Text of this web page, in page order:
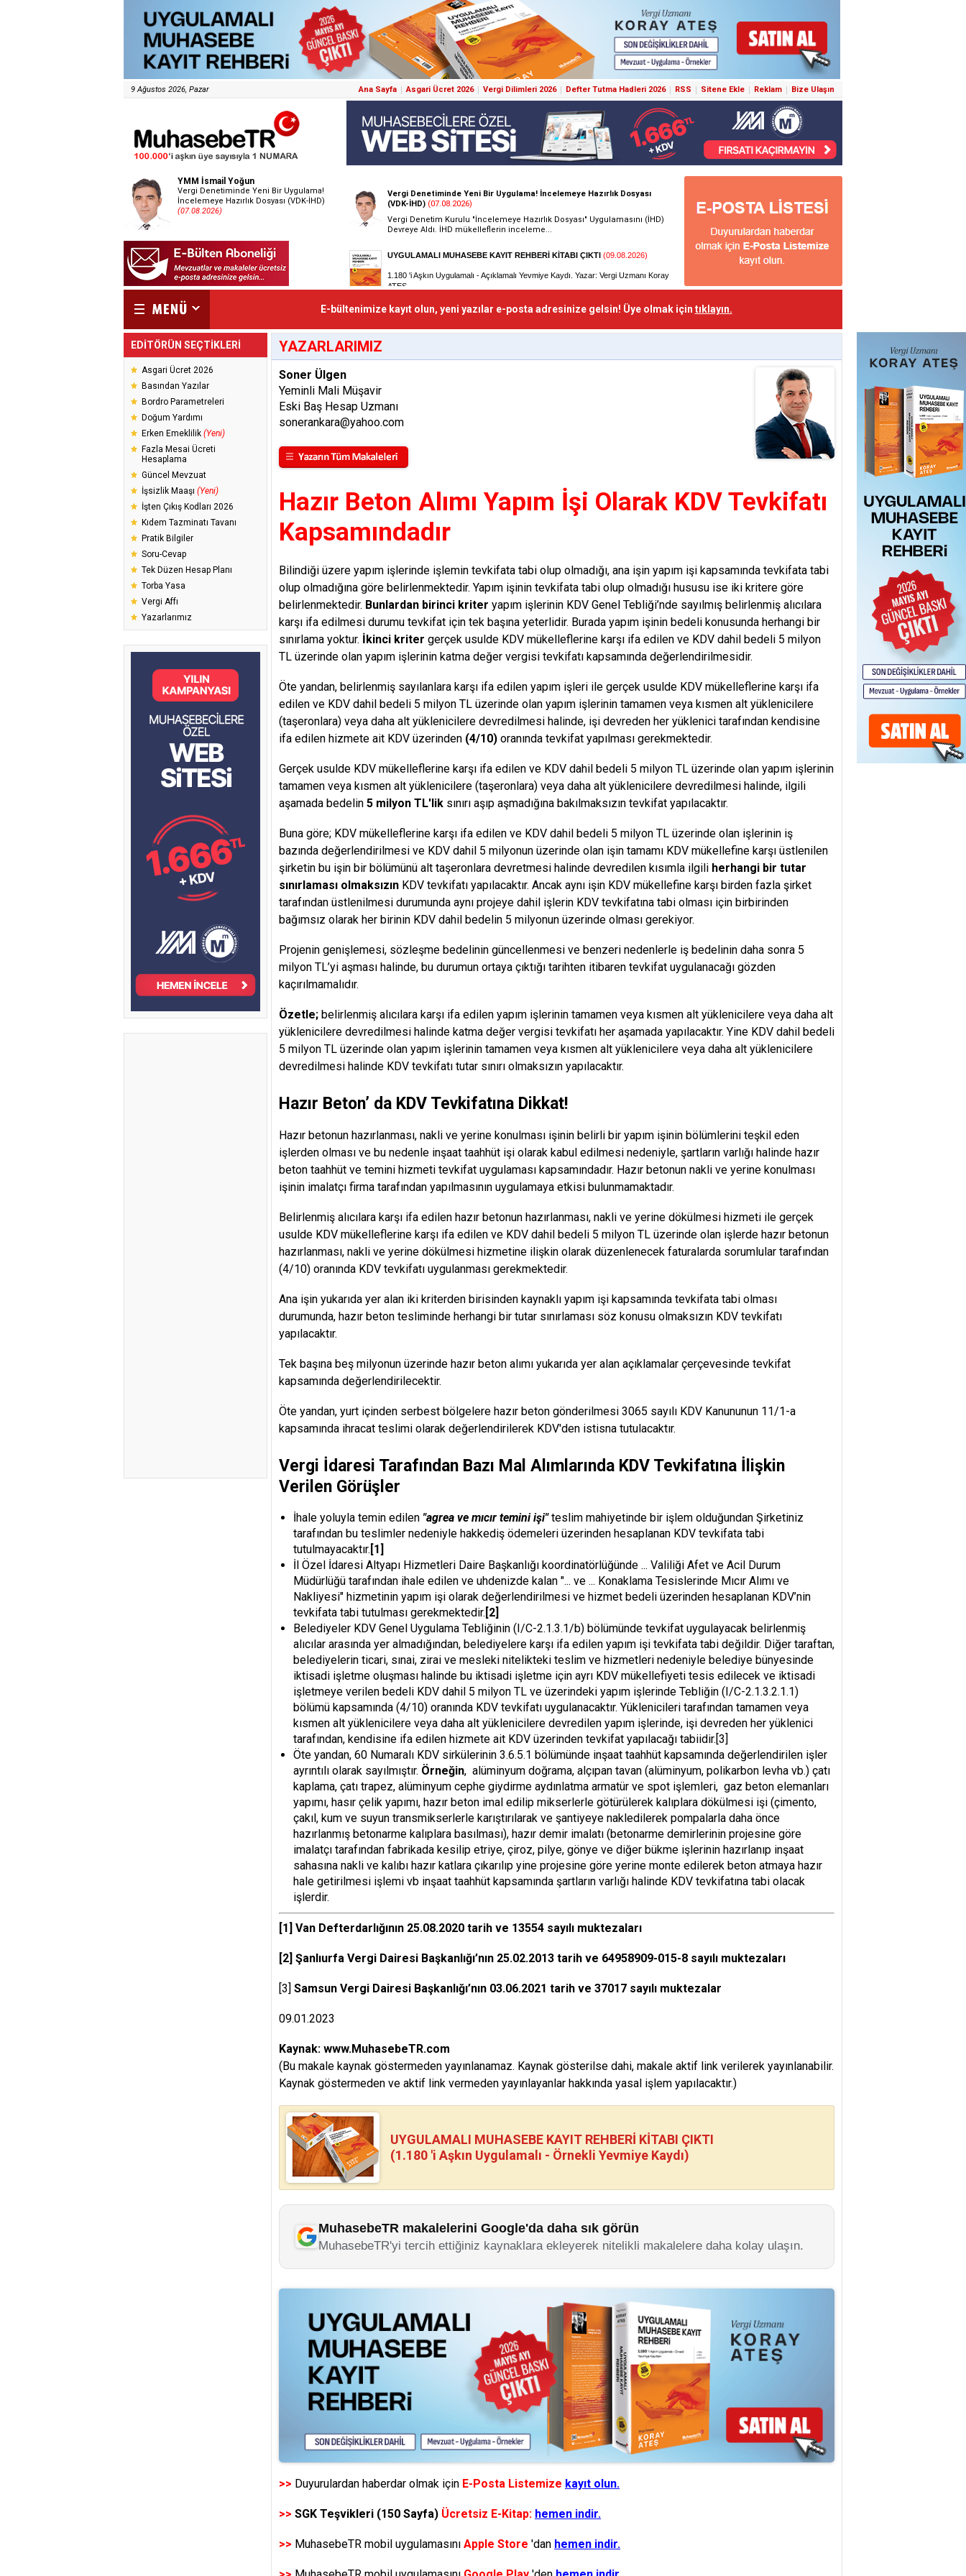
9 Ağustos 2026, Pazar Ana Sayfa Asgari Ücret 2026 Vergi Dilimleri 2026 Defter Tutma Hadleri 2026 RSS Sitene Ekle Reklam Bize Ulaşın
YMM İsmail Yoğun
Vergi Denetiminde Yeni Bir Uygulama!
İncelemeye Hazırlık Dosyası (VDK-İHD)
(07.08.2026)
E-bültenimize kayıt olun, yeni yazılar e-posta adresinize gelsin! Üye olmak için tıklayın.
EDİTÖRÜN SEÇTİKLERİ
Asgari Ücret 2026
Basından Yazılar
Bordro Parametreleri
Doğum Yardımı
Erken Emeklilik (Yeni)
Fazla Mesai Ücreti
Hesaplama
Güncel Mevzuat
İşsizlik Maaşı (Yeni)
İşten Çıkış Kodları 2026
Kıdem Tazminatı Tavanı
Pratik Bilgiler
Soru-Cevap
Tek Düzen Hesap Planı
Torba Yasa
Vergi Affı
Yazarlarımız
YAZARLARIMIZ
Soner Ülgen
Yeminli Mali Müşavir
Eski Baş Hesap Uzmanı
sonerankara@yahoo.com
Hazır Beton Alımı Yapım İşi Olarak KDV Tevkifatı
Kapsamındadır
Bilindiği üzere yapım işlerinde işlemin tevkifata tabi olup olmadığı, ana işin yapım işi kapsamında tevkifata tabi
olup olmadığına göre belirlenmektedir. Yapım işinin tevkifata tabi olup olmadığı hususu ise iki kritere göre
belirlenmektedir. Bunlardan birinci kriter yapım işlerinin KDV Genel Tebliği’nde sayılmış belirlenmiş alıcılara
karşı ifa edilmesi durumu tevkifat için tek başına yeterlidir. Burada yapım işinin bedeli konusunda herhangi bir
sınırlama yoktur. İkinci kriter gerçek usulde KDV mükelleflerine karşı ifa edilen ve KDV dahil bedeli 5 milyon
TL üzerinde olan yapım işlerinin katma değer vergisi tevkifatı kapsamında değerlendirilmesidir.
Öte yandan, belirlenmiş sayılanlara karşı ifa edilen yapım işleri ile gerçek usulde KDV mükelleflerine karşı ifa
edilen ve KDV dahil bedeli 5 milyon TL üzerinde olan yapım işlerinin tamamen veya kısmen alt yüklenicilere
(taşeronlara) veya daha alt yüklenicilere devredilmesi halinde, işi devreden her yüklenici tarafından kendisine
ifa edilen hizmete ait KDV üzerinden (4/10) oranında tevkifat yapılması gerekmektedir.
Gerçek usulde KDV mükelleflerine karşı ifa edilen ve KDV dahil bedeli 5 milyon TL üzerinde olan yapım işlerinin
tamamen veya kısmen alt yüklenicilere (taşeronlara) veya daha alt yüklenicilere devredilmesi halinde, ilgili
aşamada bedelin 5 milyon TL'lik sınırı aşıp aşmadığına bakılmaksızın tevkifat yapılacaktır.
Buna göre; KDV mükelleflerine karşı ifa edilen ve KDV dahil bedeli 5 milyon TL üzerinde olan işlerinin iş
bazında değerlendirilmesi ve KDV dahil 5 milyonun üzerinde olan işin tamamı KDV mükellefine karşı üstlenilen
şirketin bu işin bir bölümünü alt taşeronlara devretmesi halinde devredilen kısımla ilgili herhangi bir tutar
sınırlaması olmaksızın KDV tevkifatı yapılacaktır. Ancak aynı işin KDV mükellefine karşı birden fazla şirket
tarafından üstlenilmesi durumunda aynı projeye dahil işlerin KDV tevkifatına tabi olması için birbirinden
bağımsız olarak her birinin KDV dahil bedelin 5 milyonun üzerinde olması gerekiyor.
Projenin genişlemesi, sözleşme bedelinin güncellenmesi ve benzeri nedenlerle iş bedelinin daha sonra 5
milyon TL’yi aşması halinde, bu durumun ortaya çıktığı tarihten itibaren tevkifat uygulanacağı gözden
kaçırılmamalıdır.
Özetle; belirlenmiş alıcılara karşı ifa edilen yapım işlerinin tamamen veya kısmen alt yüklenicilere veya daha alt
yüklenicilere devredilmesi halinde katma değer vergisi tevkifatı her aşamada yapılacaktır. Yine KDV dahil bedeli
5 milyon TL üzerinde olan yapım işlerinin tamamen veya kısmen alt yüklenicilere veya daha alt yüklenicilere
devredilmesi halinde KDV tevkifatı tutar sınırı olmaksızın yapılacaktır.
Hazır Beton’ da KDV Tevkifatına Dikkat!
Hazır betonun hazırlanması, nakli ve yerine konulması işinin belirli bir yapım işinin bölümlerini teşkil eden
işlerden olması ve bu nedenle inşaat taahhüt işi olarak kabul edilmesi nedeniyle, şartların varlığı halinde hazır
beton taahhüt ve temini hizmeti tevkifat uygulaması kapsamındadır. Hazır betonun nakli ve yerine konulması
işinin imalatçı firma tarafından yapılmasının uygulamaya etkisi bulunmamaktadır.
Belirlenmiş alıcılara karşı ifa edilen hazır betonun hazırlanması, nakli ve yerine dökülmesi hizmeti ile gerçek
usulde KDV mükelleflerine karşı ifa edilen ve KDV dahil bedeli 5 milyon TL üzerinde olan işlerde hazır betonun
hazırlanması, nakli ve yerine dökülmesi hizmetine ilişkin olarak düzenlenecek faturalarda sorumlular tarafından
(4/10) oranında KDV tevkifatı uygulanması gerekmektedir.
Ana işin yukarıda yer alan iki kriterden birisinden kaynaklı yapım işi kapsamında tevkifata tabi olması
durumunda, hazır beton tesliminde herhangi bir tutar sınırlaması söz konusu olmaksızın KDV tevkifatı
yapılacaktır.
Tek başına beş milyonun üzerinde hazır beton alımı yukarıda yer alan açıklamalar çerçevesinde tevkifat
kapsamında değerlendirilecektir.
Öte yandan, yurt içinden serbest bölgelere hazır beton gönderilmesi 3065 sayılı KDV Kanununun 11/1-a
kapsamında ihracat teslimi olarak değerlendirilerek KDV'den istisna tutulacaktır.
Vergi İdaresi Tarafından Bazı Mal Alımlarında KDV Tevkifatına İlişkin
Verilen Görüşler
İhale yoluyla temin edilen "agrea ve mıcır temini işi"teslim mahiyetinde bir işlem olduğundan Şirketiniz
tarafından bu teslimler nedeniyle hakkediş ödemeleri üzerinden hesaplanan KDV tevkifata tabi
tutulmayacaktır. [1]
İl Özel İdaresi Altyapı Hizmetleri Daire Başkanlığı koordinatörlüğünde ... Valiliği Afet ve Acil Durum
Müdürlüğü tarafından ihale edilen ve uhdenizde kalan "... ve ... Konaklama Tesislerinde Mıcır Alımı ve
Nakliyesi" hizmetinin yapım işi olarak değerlendirilmesi ve hizmet bedeli üzerinden hesaplanan KDV’nin
tevkifata tabi tutulması gerekmektedir. [2]
Belediyeler KDV Genel Uygulama Tebliğinin (I/C-2.1.3.1/b) bölümünde tevkifat uygulayacak belirlenmiş
alıcılar arasında yer almadığından, belediyelere karşı ifa edilen yapım işi tevkifata tabi değildir. Diğer taraftan,
belediyelerin ticari, sınai, zirai ve mesleki nitelikteki teslim ve hizmetleri nedeniyle belediye bünyesinde
iktisadi işletme oluşması halinde bu iktisadi işletme için ayrı KDV mükellefiyeti tesis edilecek ve iktisadi
işletmeye verilen bedeli KDV dahil 5 milyon TL ve üzerindeki yapım işlerinde Tebliğin (I/C-2.1.3.2.1.1)
bölümü kapsamında (4/10) oranında KDV tevkifatı uygulanacaktır. Yüklenicileri tarafından tamamen veya
kısmen alt yüklenicilere veya daha alt yüklenicilere devredilen yapım işlerinde, işi devreden her yüklenici
tarafından, kendisine ifa edilen hizmete ait KDV üzerinden tevkifat yapılacağı tabiidir.[3]
Öte yandan, 60 Numaralı KDV sirkülerinin 3.6.5.1 bölümünde inşaat taahhüt kapsamında değerlendirilen işler
ayrıntılı olarak sayılmıştır. Örneğin, alüminyum doğrama, alçıpan tavan (alüminyum, polikarbon levha vb.) çatı
kaplama, çatı trapez, alüminyum cephe giydirme aydınlatma armatür ve spot işlemleri, gaz beton elemanları
yapımı, hasır çelik yapımı, hazır beton imal edilip mikserlerle götürülerek kalıplara dökülmesi işi (çimento,
çakıl, kum ve suyun transmikserlerle karıştırılarak ve şantiyeye nakledilerek pompalarla daha önce
hazırlanmış betonarme kalıplara basılması), hazır demir imalatı (betonarme demirlerinin projesine göre
imalatçı tarafından fabrikada kesilip etriye, çiroz, pilye, gönye ve diğer bükme işlerinin hazırlanıp inşaat
sahasına nakli ve kalıbı hazır katlara çıkarılıp yine projesine göre yerine monte edilerek beton atmaya hazır
hale getirilmesi işlemi vb inşaat taahhüt kapsamında şartların varlığı halinde KDV tevkifatına tabi olacak
işlerdir.
[1] Van Defterdarlığının 25.08.2020 tarih ve 13554 sayılı muktezaları
[2] Şanlıurfa Vergi Dairesi Başkanlığı’nın 25.02.2013 tarih ve 64958909-015-8 sayılı muktezaları
[3] Samsun Vergi Dairesi Başkanlığı’nın 03.06.2021 tarih ve 37017 sayılı muktezalar
09.01.2023
Kaynak: www.MuhasebeTR.com
(Bu makale kaynak göstermeden yayınlanamaz. Kaynak gösterilse dahi, makale aktif link verilerek yayınlanabilir.
Kaynak göstermeden ve aktif link vermeden yayınlayanlar hakkında yasal işlem yapılacaktır.)
UYGULAMALI MUHASEBE KAYIT REHBERİ KİTABI ÇIKTI
(1.180 'i Aşkın Uygulamalı - Örnekli Yevmiye Kaydı)
MuhasebeTR makalelerini Google'da daha sık görün
MuhasebeTR'yi tercih ettiğiniz kaynaklara ekleyerek nitelikli makalelere daha kolay ulaşın.
>> Duyurulardan haberdar olmak için E-Posta Listemize kayıt olun.
>> SGK Teşvikleri (150 Sayfa) Ücretsiz E-Kitap: hemen indir.
>> MuhasebeTR mobil uygulamasını Apple Store 'dan hemen indir.